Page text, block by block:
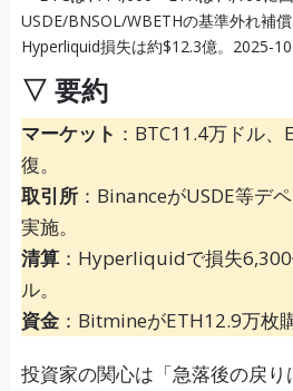
▽ 要約
マーケット ：BTC11.4万ドル
復。
取引所：BinanceがUSDE等デ
実施。
清算：Hyperliquidで損失6,300
ル。
資金：BitmineがETH12.9万枚
投資家の関心は「急落後の戻